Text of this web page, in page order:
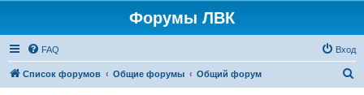
Форумы ЛВК
FAQ Вход
Список форумов Общие форумы Общий форум